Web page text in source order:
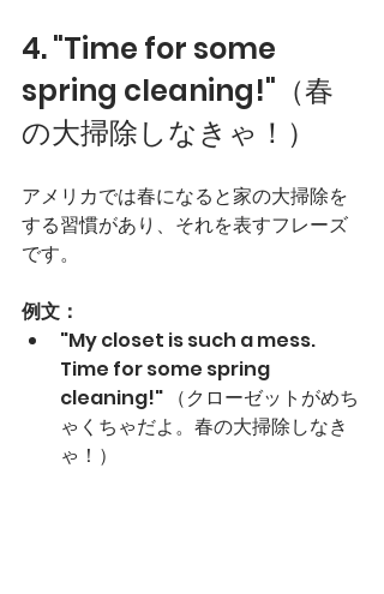
4. "Time for some
spring cleaning!"（春
の大掃除しなきゃ！）
アメリカでは春になると家の大掃除を
する習慣があり、それを表すフレーズ
です。
例文：
"My closet is such a mess.
Time for some spring
cleaning!" （クローゼットがめち
ゃくちゃだよ。春の大掃除しなき
ゃ！）